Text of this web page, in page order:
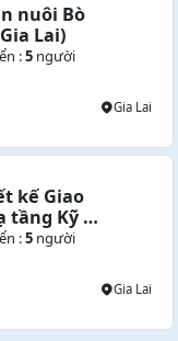
nuôi Bò
Lai)
:5người
Gia Lai
kế Giao
tầng Kỹ
Lai)
:5người
Gia Lai